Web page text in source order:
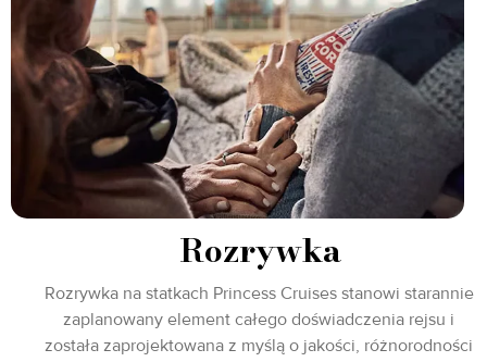
Rozrywka
Rozrywka na statkach Princess Cruises stanowi starannie
zaplanowany element całego doświadczenia rejsu i
została zaprojektowana z myślą o jakości, różnorodności